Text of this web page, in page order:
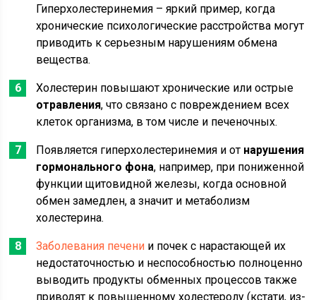
Гиперхолестеринемия – яркий пример, когда
хронические психологические расстройства могут
приводить к серьезным нарушениям обмена
вещества.
Холестерин повышают хронические или острые
отравления, что связано с повреждением всех
клеток организма, в том числе и печеночных.
Появляется гиперхолестеринемия и от нарушения
гормонального фона, например, при пониженной
функции щитовидной железы, когда основной
обмен замедлен, а значит и метаболизм
холестерина.
Заболевания печени и почек с нарастающей их
недостаточностью и неспособностью полноценно
выводить продукты обменных процессов также
приводят к повышенному холестеролу (кстати, из-